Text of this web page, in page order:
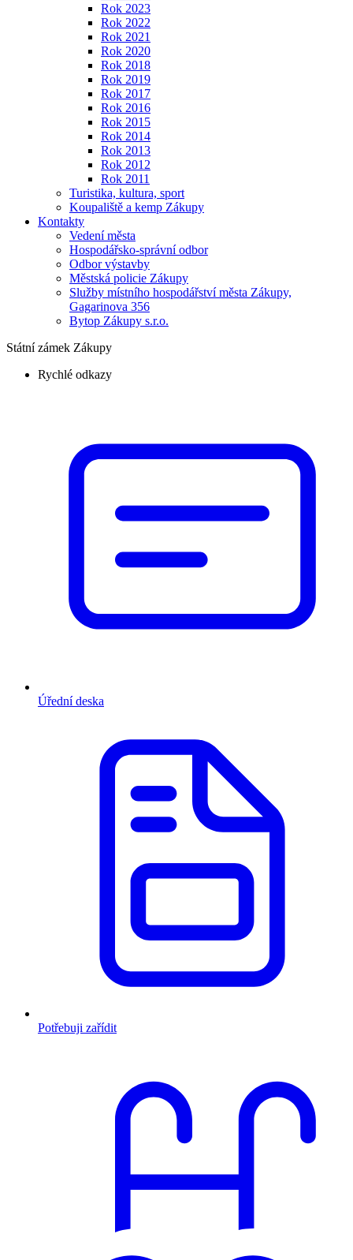
Rok 2023
Rok 2022
Rok 2021
Rok 2020
Rok 2018
Rok 2019
Rok 2017
Rok 2016
Rok 2015
Rok 2014
Rok 2013
Rok 2012
Rok 2011
Turistika, kultura, sport
Koupaliště a kemp Zákupy
Kontakty
Vedení města
Hospodářsko-správní odbor
Odbor výstavby
Městská policie Zákupy
Služby místního hospodářství města Zákupy,
Gagarinova 356
Bytop Zákupy s.r.o.
Státní zámek Zákupy
Rychlé odkazy
Úřední deska
Potřebuji zařídit